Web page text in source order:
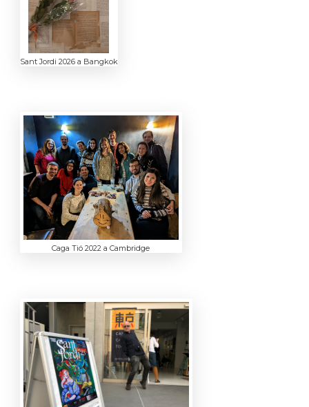
Sant Jordi 2026 a Bangkok
Caga Tió 2022 a Cambridge